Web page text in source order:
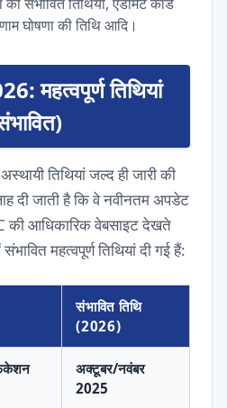
घोषणा की तिथि आदि।
महत्वपूर्ण तिथियां
तिथियां जल्द ही जारी की
दी जाती है कि वे नवीनतम अपडेट
की आधिकारिक वेबसाइट देखते
महत्वपूर्ण तिथियां दी गई हैं:
संभावित तिथि
(2026)
अक्टूबर/नवंबर
2025